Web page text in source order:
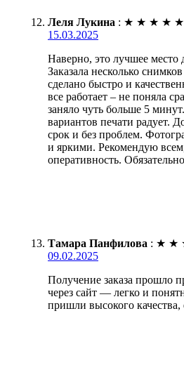
Леля Лукина : ★ ★ ★ ★ ★
15.03.2025
Наверно, это лучшее место
Заказала несколько
сделано быстро и
все работает – не поняла
заняло чуть больше 5
вариантов печати радует.
срок и без проблем.
и яркими. Рекомендую
оперативность.
Тамара Панфилова : ★ ★
09.02.2025
Получение заказа прошло
через сайт — легко и
пришли высокого качества,